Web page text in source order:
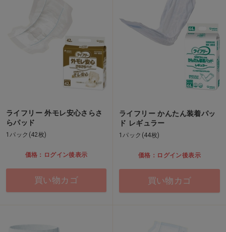
ライフリー 外モレ安心さらさ
らパッド
1パック(42枚)
価格：ログイン後表示
買い物カゴ
ライフリー かんたん装着パッ
ド レギュラー
1パック(44枚)
価格：ログイン後表示
買い物カゴ